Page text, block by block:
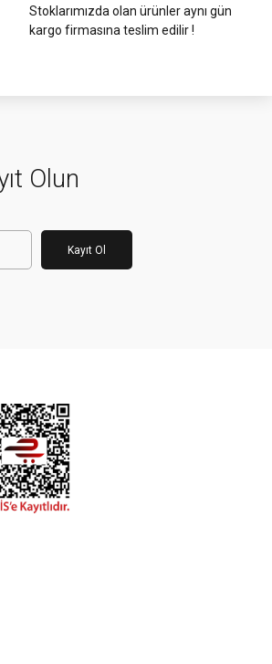
Stoklarımızda olan ürünler aynı gün
kargo firmasına teslim edilir !
Olun
Kayıt Ol